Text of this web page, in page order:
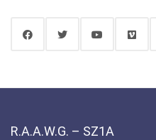
R.A.A.W.G. – SZ1A